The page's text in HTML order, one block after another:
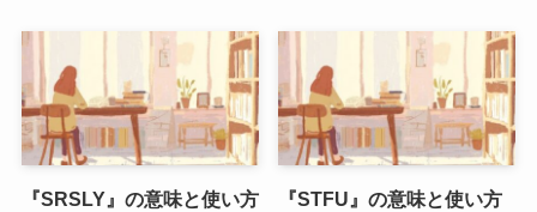
『SRSLY』の意味と使い方 『STFU』の意味と使い方